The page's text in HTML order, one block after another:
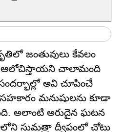
జంతువులు కేవలం
ఆలోచిస్తాయని చాలామంది
అవి చూపించే
మనుషులను కూడా
అలాంటి అరుదైన ఘటన
సుమత్రా ద్వీపంలో చోటు